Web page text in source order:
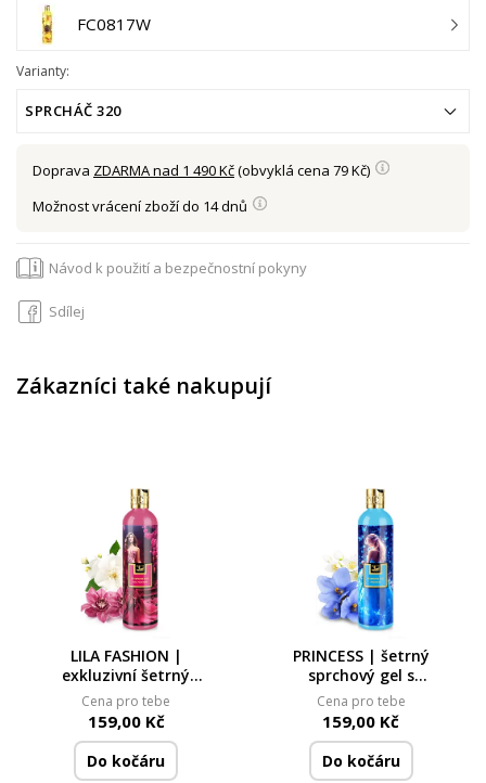
FC0817W
Varianty:
SPRCHÁČ 320
Doprava ZDARMA nad 1 490 Kč(obvyklá cena 79 Kč)
Možnost vrácení zboží do 14 dnů
Návod k použití a bezpečnostní pokyny
Sdílej
Zákazníci také nakupují
LILA FASHION |
exkluzivní šetrný
sprchový gel s
glycerinem & Aloe vera
| 320 ml | LEGENDS
Cena pro tebe
159,00 Kč
Do kočáru
PRINCESS | šetrný
sprchový gel s
glycerinem & Aloe vera
| 320 ml | LEGENDS
Cena pro tebe
159,00 Kč
Do kočáru